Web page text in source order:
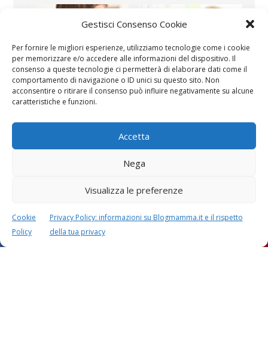
Gestisci Consenso Cookie
Per fornire le migliori esperienze, utilizziamo tecnologie come i cookie
per memorizzare e/o accedere alle informazioni del dispositivo. Il
consenso a queste tecnologie ci permetterà di elaborare dati come il
comportamento di navigazione o ID unici su questo sito. Non
acconsentire o ritirare il consenso può influire negativamente su alcune
caratteristiche e funzioni.
Accetta
Nega
Visualizza le preferenze
Cookie
Policy
Privacy Policy: informazioni su Blogmamma.it e il rispetto
della tua privacy
Vaccini SOS Pediatra
Festa della mamma: Le settimane di